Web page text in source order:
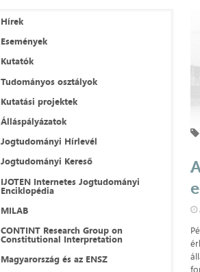
Hírek
Események
Kutatók
Tudományos osztályok
Kutatási projektek
Álláspályázatok
Jogtudományi Hírlevél
Jogtudományi Kereső
IJOTEN Internetes Jogtudományi
Enciklopédia
MILAB
CONTINT Research Group on
Constitutional Interpretation
Magyarország és az ENSZ